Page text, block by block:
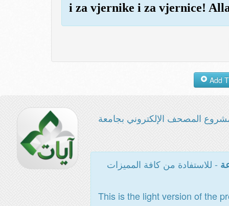
i za vjernike i za vjernice!
المصحف الإلكتروني بجامعة
- للاستفادة من كافة المميزات
This is the light version of the